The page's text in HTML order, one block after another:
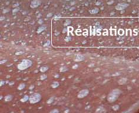
Réalisations